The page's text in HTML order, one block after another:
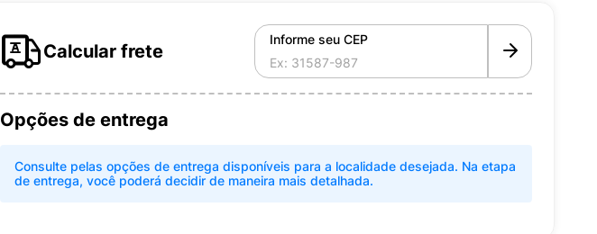
Calcular frete
Informe seu CEP
Opções de entrega
Consulte pelas opções de entrega disponíveis para a localidade desejada. Na etapa
de entrega, você poderá decidir de maneira mais detalhada.